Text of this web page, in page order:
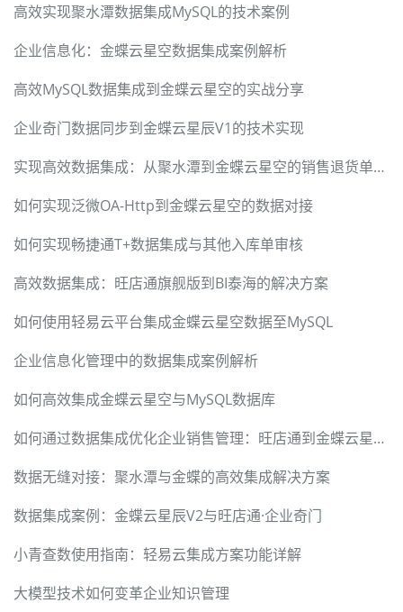
高效实现聚水潭数据集成MySQL的技术案例
企业信息化：金蝶云星空数据集成案例解析
高效MySQL数据集成到金蝶云星空的实战分享
企业奇门数据同步到金蝶云星辰V1的技术实现
实现高效数据集成：从聚水潭到金蝶云星空的销售退货单处理
如何实现泛微OA-Http到金蝶云星空的数据对接
如何实现畅捷通T+数据集成与其他入库单审核
高效数据集成：旺店通旗舰版到BI泰海的解决方案
如何使用轻易云平台集成金蝶云星空数据至MySQL
企业信息化管理中的数据集成案例解析
如何高效集成金蝶云星空与MySQL数据库
如何通过数据集成优化企业销售管理：旺店通到金蝶云星空案例
数据无缝对接：聚水潭与金蝶的高效集成解决方案
数据集成案例：金蝶云星辰V2与旺店通·企业奇门
小青查数使用指南：轻易云集成方案功能详解
大模型技术如何变革企业知识管理